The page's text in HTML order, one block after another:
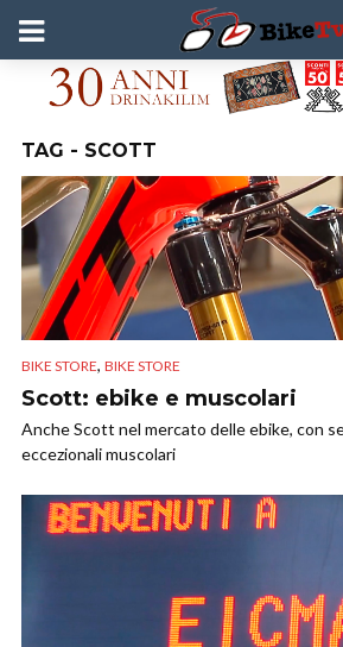
TAG - SCOTT
BIKE STORE, BIKE STORE
Scott: ebike e muscolari
Anche Scott nel mercato delle ebike, con
eccezionali muscolari